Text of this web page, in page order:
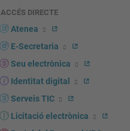
ACCÉS DIRECTE
Atenea
E-Secretaria
Seu electrònica
Identitat digital
Serveis TIC
Licitació electrònica